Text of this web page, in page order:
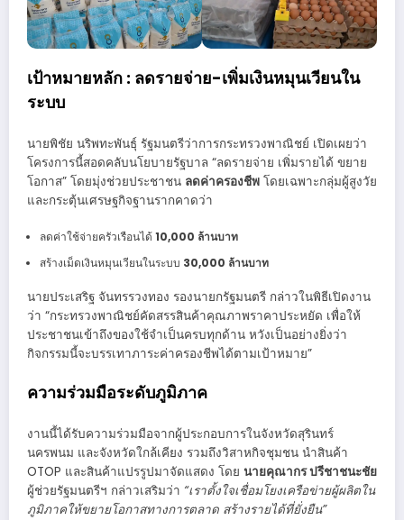
เป้าหมายหลัก : ลดรายจ่าย-เพิ่มเงินหมุนเวียนใน
ระบบ
นายพิชัย นริพทะพันธุ์ รัฐมนตรีว่าการกระทรวงพาณิชย์ เปิดเผยว่า
โครงการนี้สอดคลับนโยบายรัฐบาล “ลดรายจ่าย เพิ่มรายได้ ขยาย
โอกาส” โดยมุ่งช่วยประชาชน ลดค่าครองชีพ โดยเฉพาะกลุ่มผู้สูงวัย
และกระตุ้นเศรษฐกิจฐานรากคาดว่า
ลดค่าใช้จ่ายครัวเรือนได้10,000 ล้านบาท
สร้างเม็ดเงินหมุนเวียนในระบบ 30,000 ล้านบาท
นายประเสริฐ จันทรรวงทอง รองนายกรัฐมนตรี กล่าวในพิธีเปิดงาน
ว่า “กระทรวงพาณิชย์คัดสรรสินค้าคุณภาพราคาประหยัด เพื่อให้
ประชาชนเข้าถึงของใช้จำเป็นครบทุกด้าน หวังเป็นอย่างยิ่งว่า
กิจกรรมนี้จะบรรเทาภาระค่าครองชีพได้ตามเป้าหมาย”
ความร่วมมือระดับภูมิภาค
งานนี้ได้รับความร่วมมือจากผู้ประกอบการในจังหวัดสุรินทร์
นครพนม และจังหวัดใกล้เคียง รวมถึงวิสาหกิจชุมชน นำสินค้า
OTOP และสินค้าแปรรูปมาจัดแสดง โดย นายคุณากร ปรีชาชนะชัย
ผู้ช่วยรัฐมนตรีฯ กล่าวเสริมว่า “เราตั้งใจเชื่อมโยงเครือข่ายผู้ผลิตใน
ภูมิภาคให้ขยายโอกาสทางการตลาด สร้างรายได้ที่ยั่งยืน”